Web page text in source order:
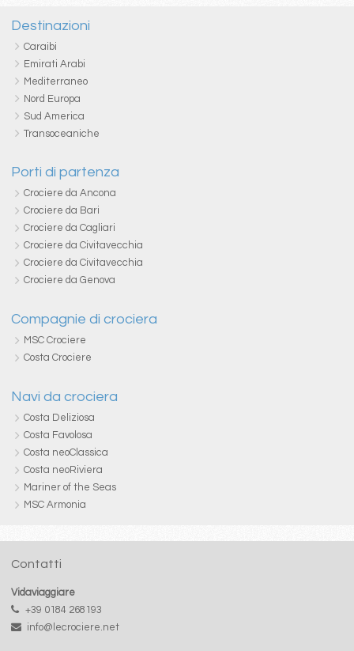
Destinazioni
Caraibi
Emirati Arabi
Mediterraneo
Nord Europa
Sud America
Transoceaniche
Porti di partenza
Crociere da Ancona
Crociere da Bari
Crociere da Cagliari
Crociere da Civitavecchia
Crociere da Civitavecchia
Crociere da Genova
Compagnie di crociera
MSC Crociere
Costa Crociere
Navi da crociera
Costa Deliziosa
Costa Favolosa
Costa neoClassica
Costa neoRiviera
Mariner of the Seas
MSC Armonia
Contatti
Vidaviaggiare
+39 0184 268193
info@lecrociere.net